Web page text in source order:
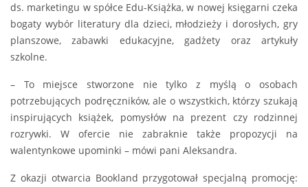
ds. marketingu w spółce Edu-Książka, w nowej księgarni czeka
bogaty wybór literatury dla dzieci, młodzieży i dorosłych, gry
planszowe, zabawki edukacyjne, gadżety oraz artykuły
szkolne.
– To miejsce stworzone nie tylko z myślą o osobach
potrzebujących podręczników, ale o wszystkich, którzy szukają
inspirujących książek, pomysłów na prezent czy rodzinnej
rozrywki. W ofercie nie zabraknie także propozycji na
walentynkowe upominki – mówi pani Aleksandra.
Z okazji otwarcia Bookland przygotował specjalną promocję: